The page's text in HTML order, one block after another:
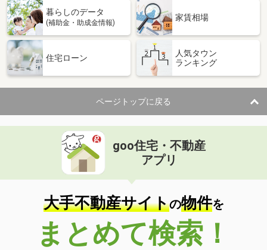
暮らしのデータ
(補助金・助成金情報)
家賃相場
住宅ローン
人気タウン
ランキング
ページトップに戻る
goo住宅・不動産
アプリ
大手不動産サイトの物件を
まとめて検索！